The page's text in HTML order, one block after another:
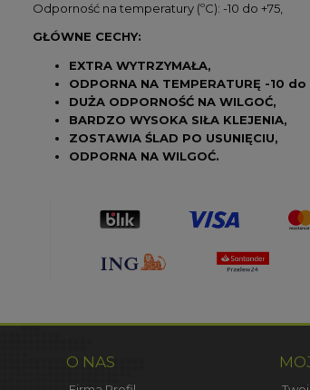
Odporność na temperatury (ºC): -10 do +75,
GŁÓWNE CECHY:
EXTRA WYTRZYMAŁA,
ODPORNA NA TEMPERATURĘ -10 do
DUŻA ODPORNOŚĆ NA WILGOĆ,
BARDZO WYSOKA SIŁA KLEJENIA,
ZOSTAWIA ŚLAD PO USUNIĘCIU,
ODPORNA NA WILGOĆ.
O NAS